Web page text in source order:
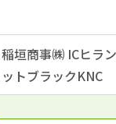
垣商事㈱ ICヒラ
トブラックKNC